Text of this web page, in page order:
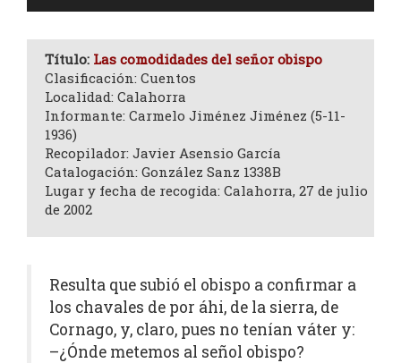
Título: Las comodidades del señor obispo
Clasificación: Cuentos
Localidad: Calahorra
Informante: Carmelo Jiménez Jiménez (5-11-
1936)
Recopilador: Javier Asensio García
Catalogación: González Sanz 1338B
Lugar y fecha de recogida: Calahorra, 27 de julio
de 2002
Resulta que subió el obispo a confirmar a
los chavales de por áhi, de la sierra, de
Cornago, y, claro, pues no tenían váter y:
–¿Ónde metemos al señol obispo?